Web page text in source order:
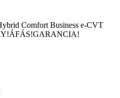
Comfort Business e-CVT